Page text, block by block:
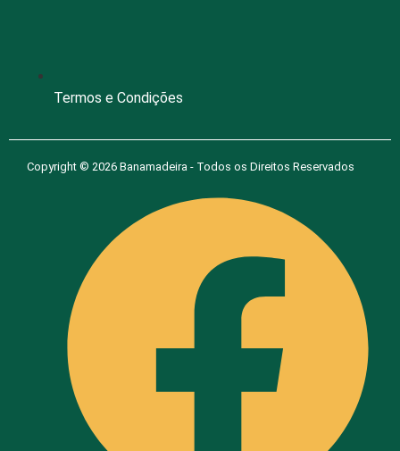
Termos e Condições
Copyright © 2026 Banamadeira - Todos os Direitos Reservados